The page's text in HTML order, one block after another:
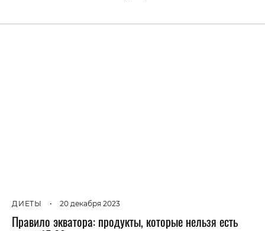
ДИЕТЫ • 20 декабря 2023
Правило экватора: продукты, которые нельзя есть